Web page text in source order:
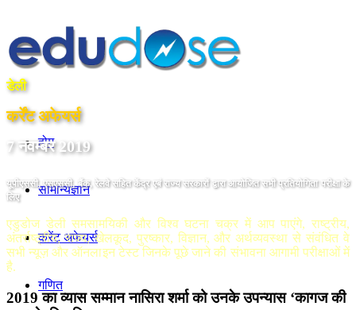
होम
सामान्यज्ञान
करेंट अफेयर्स
गणित
डेली
कर्रेंट अफेयर्स
7 नवम्बर 2019
यूपीएससी, एसएससी, बैंक, रेलवे सहित केंद्र एबं राज्य सरकारों द्वारा आयोजित सभी प्रतियोगिता परीक्षा के
लिए
एडुडोज डेली समसामयिकी और विश्व घटना चक्र में आप पाएंगे, राष्ट्रीय,
अंतर्राष्ट्रीय, राज्य, खेलकूद, पुरष्कार, विज्ञान, और अर्थव्यवस्था से संवंधित वे
सभी न्यूज़ और ऑनलाइन टेस्ट जिनके पूछे जाने की संभावना आगामी परीक्षाओं में
है.
2019 का व्‍यास सम्‍मान नासिरा शर्मा को उनके उपन्यास ‘कागज की